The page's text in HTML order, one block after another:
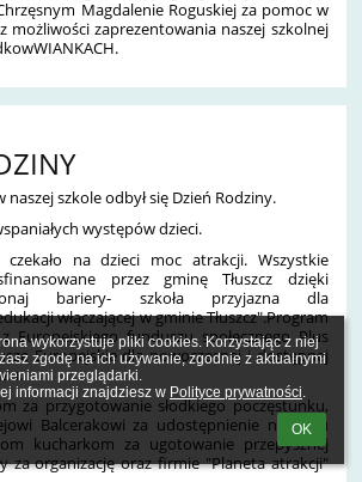
wykorzystuje pliki cookies. Korzystając z niej
zgodę na ich używanie, zgodnie z aktualnymi
przeglądarki.
informacji znajdziesz w Polityce prywatności.
OK
Magdalenie Roguskiej za pomoc w
możliwości zaprezentowania naszej szkolnej
naszej szkole odbył się Dzień Rodziny.
występów dzieci.
czekało na dzieci moc atrakcji. Wszystkie
przez gminę Tłuszcz dzięki
bariery- szkoła przyjazna dla
włączającej w gminie Tłuszcz".Program
Europejskiego funduszu społecznego Plus
Europejskie dla nowoczesnej i dostępnej
za przygotowanie słodkiego poczęstunku,
Balcerakowi za udostępnienie namiotu
kucharkom za ugotowanie przepysznej
za organizację oraz firmie "Planeta atrakcji"